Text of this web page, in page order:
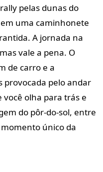
pelas dunas do
uma caminhonete
A jornada na
vale a pena. O
de carro e a
provocada pelo andar
você olha para trás e
do pôr-do-sol, entre
único da